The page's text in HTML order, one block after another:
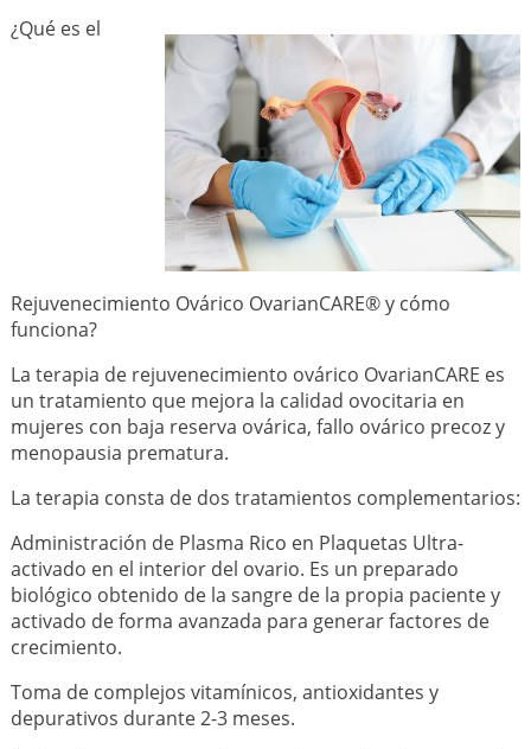
¿Qué es el
Rejuvenecimiento Ovárico OvarianCARE® y cómo
funciona?
La terapia de rejuvenecimiento ovárico OvarianCARE es
un tratamiento que mejora la calidad ovocitaria en
mujeres con baja reserva ovárica, fallo ovárico precoz y
menopausia prematura.
La terapia consta de dos tratamientos complementarios:
Administración de Plasma Rico en Plaquetas Ultra-
activado en el interior del ovario. Es un preparado
biológico obtenido de la sangre de la propia paciente y
activado de forma avanzada para generar factores de
crecimiento.
Toma de complejos vitamínicos, antioxidantes y
depurativos durante 2-3 meses.